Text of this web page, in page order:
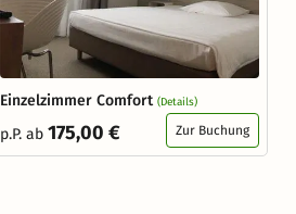
Einzelzimmer Comfort (Details)
p.P. ab 175,00 € Zur Buchung